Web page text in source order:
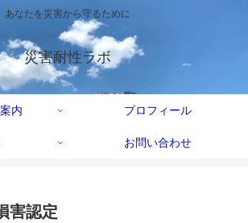
あなたを災害から守るために
災害耐性ラボ
内 プロフィール
お問い合わせ
害認定